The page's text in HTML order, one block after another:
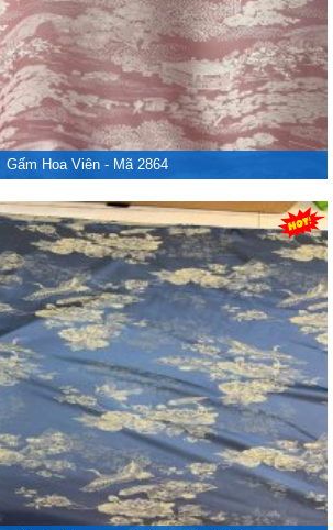
Gấm Hoa Viên - Mã 2864